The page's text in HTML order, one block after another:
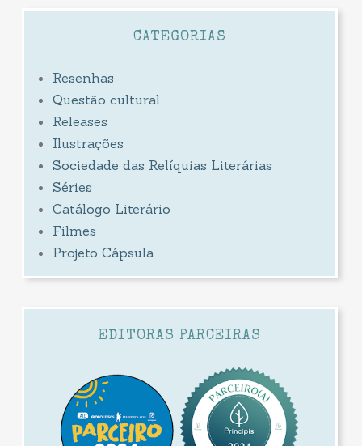
CATEGORIAS
Resenhas
Questão cultural
Releases
Ilustrações
Sociedade das Relíquias Literárias
Séries
Catálogo Literário
Filmes
Projeto Cápsula
EDITORAS PARCEIRAS